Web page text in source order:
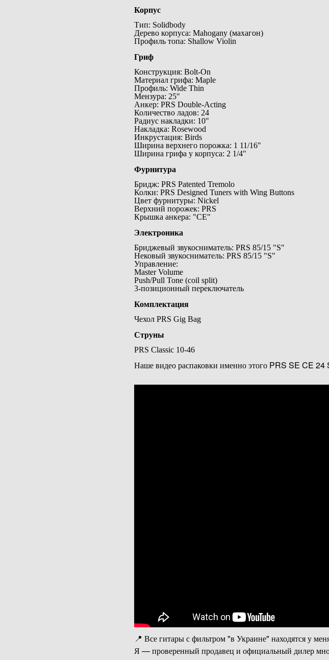
Корпус
Тип: Solidbody
Дерево корпуса: Mahogany (махагон)
Профиль топа: Shallow Violin
Гриф
Конструкция: Bolt-On
Материал грифа: Maple
Профиль: Wide Thin
Мензура: 25"
Анкер: PRS Double-Acting
Количество ладов: 24
Радиус накладки: 10"
Накладка: Rosewood
Инкрустация: Birds
Ширина верхнего порожка: 1 11/16"
Ширина грифа у корпуса: 2 1/4"
Фурнитура
Бридж: PRS Patented Tremolo
Колки: PRS Designed Tuners with Wing Buttons
Цвет фурнитуры: Nickel
Верхний порожек: PRS
Крышка анкера: "CE"
Электроника
Бриджевый звукосниматель: PRS 85/15 "S"
Нековый звукосниматель: PRS 85/15 "S"
Управление:
Master Volume
Push/Pull Tone (coil split)
3-позиционный переключатель
Комплектация
Чехол PRS Gig Bag
Струны
PRS Classic 10-46
Наше видео распаковки именно этого PRS SE CE
📍 Все гитары с фильтром "в Украине" находятся у
Я — проверенный продавец и официальный дилер